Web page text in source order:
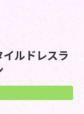
ルドレスラ